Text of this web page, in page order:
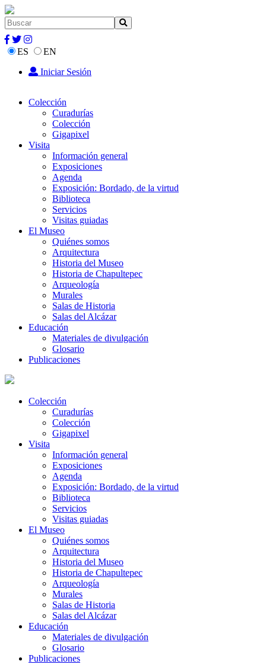
ES
EN
Iniciar Sesión
Colección
Curadurías
Colección
Gigapixel
Visita
Información general
Exposiciones
Agenda
Exposición: Bordado, de la virtud
Biblioteca
Servicios
Visitas guiadas
El Museo
Quiénes somos
Arquitectura
Historia del Museo
Historia de Chapultepec
Arqueología
Murales
Salas de Historia
Salas del Alcázar
Educación
Materiales de divulgación
Glosario
Publicaciones
Colección
Curadurías
Colección
Gigapixel
Visita
Información general
Exposiciones
Agenda
Exposición: Bordado, de la virtud
Biblioteca
Servicios
Visitas guiadas
El Museo
Quiénes somos
Arquitectura
Historia del Museo
Historia de Chapultepec
Arqueología
Murales
Salas de Historia
Salas del Alcázar
Educación
Materiales de divulgación
Glosario
Publicaciones